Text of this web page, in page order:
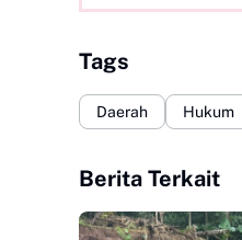
Tags
Daerah Hukum
Berita Terkait